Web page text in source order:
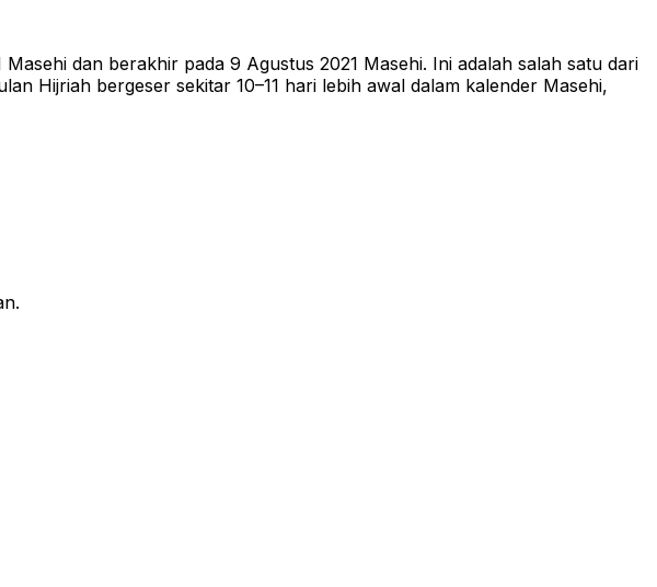
dan berakhir pada 9 Agustus 2021 Masehi. Ini adalah salah satu dari
Hijriah bergeser sekitar 10–11 hari lebih awal dalam kalender Masehi,